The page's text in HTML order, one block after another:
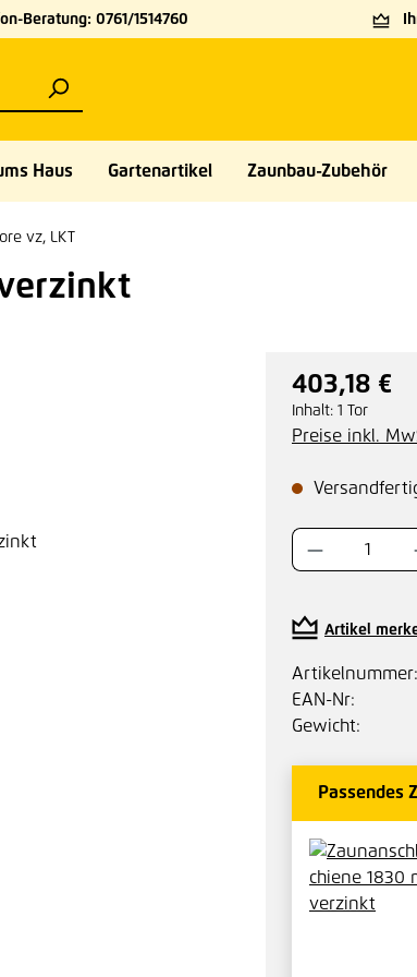
Beratung: 0761/1514760
Haus Gartenartikel Zaunbau-Zubehör
vz, LKT
verzinkt
Regulärer Preis:
403,18 €
Inhalt: 1 Tor
Preise inkl.
Produkt
Artikel
Artikelnummer:
EAN-Nr:
Gewicht:
Passendes